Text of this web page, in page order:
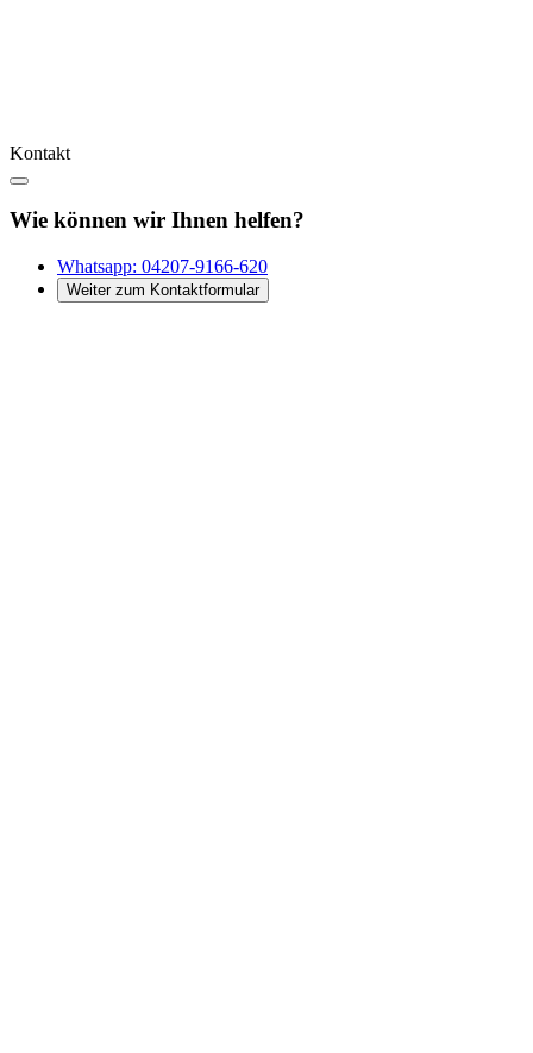
Kontakt
Wie können wir Ihnen helfen?
Whatsapp: 04207-9166-620